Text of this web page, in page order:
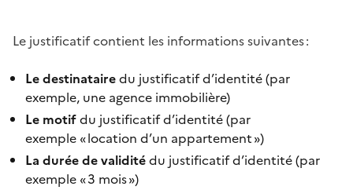
Le justificatif contient les informations suivantes :
Le destinatairedu justificatif d’identité (par
exemple, une agence immobilière)
Le motifdu justificatif d’identité (par
exemple « location d’un appartement »)
La durée de validitédu justificatif d’identité (par
exemple « 3 mois »)